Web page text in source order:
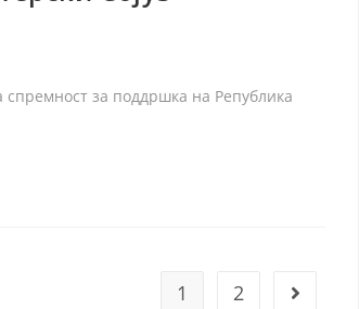
за поддршка на Република
1 2